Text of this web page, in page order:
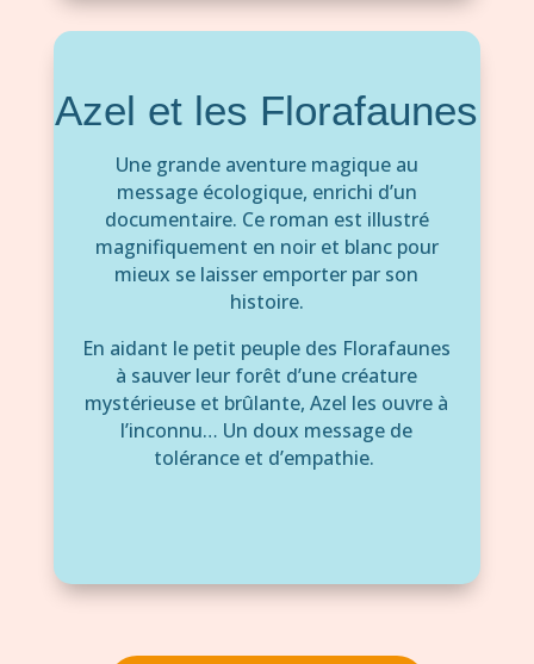
Azel et les Florafaunes
Une grande aventure magique au
message écologique, enrichi d’un
documentaire. Ce roman est illustré
magnifiquement en noir et blanc pour
mieux se laisser emporter par son
histoire.
En aidant le petit peuple des Florafaunes
à sauver leur forêt d’une créature
mystérieuse et brûlante, Azel les ouvre à
l’inconnu… Un doux message de
tolérance et d’empathie.